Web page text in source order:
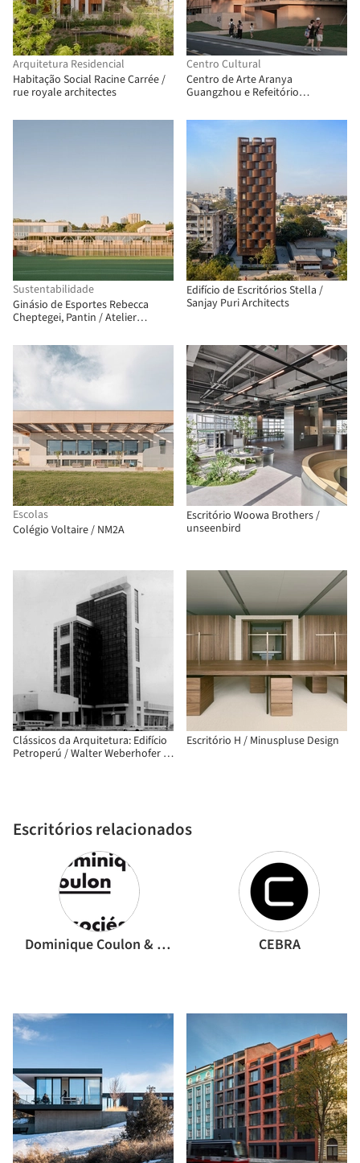
Arquitetura Residencial
Habitação Social Racine Carrée /
rue royale architectes
Centro Cultural
Centro de Arte Aranya
Guangzhou e Refeitório
Sustentabilidade
Ginásio de Esportes Rebecca
Cheptegei, Pantin / Atelier
Edifício de Escritórios Stella /
Sanjay Puri Architects
Escolas
Colégio Voltaire / NM2A
Escritório Woowa Brothers /
unseenbird
Clássicos da Arquitetura: Edifício
Petroperú / Walter Weberhofer +
Escritórios relacionados
Dominique Coulon & associés CEBRA
Escritório H / Minuspluse Design